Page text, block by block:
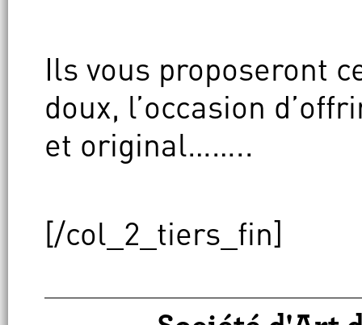
Ils vous proposeront
doux, l’occasion
et original……..
[/col_2_tiers_fin]